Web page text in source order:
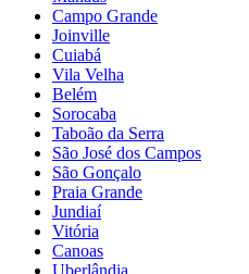
Campo Grande
Joinville
Cuiabá
Vila Velha
Belém
Sorocaba
Taboão da Serra
São José dos Campos
São Gonçalo
Praia Grande
Jundiaí
Vitória
Canoas
Uberlândia